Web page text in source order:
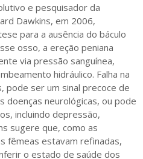
e pesquisador da
Dawkins, em 2006,
para a ausência do báculo
osso, a ereção peniana
via pressão sanguínea,
hidráulico. Falha na
pode ser um sinal precoce de
neurológicas, ou pode
incluindo depressão,
sugere que, como as
fêmeas estavam refinadas,
o estado de saúde dos